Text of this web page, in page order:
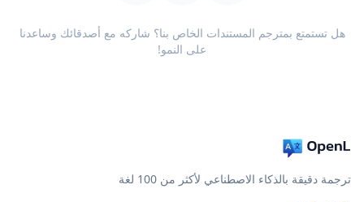
هل تستمتع بمترجم المستندات الخاص بنا؟ شاركه مع أصدقائك وساعدنا
على النمو!
ترجمة دقيقة بالذكاء الاصطناعي لأكثر من 100 لغة